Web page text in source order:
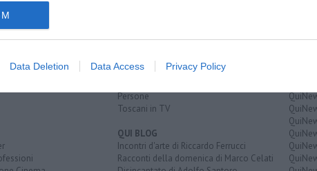
Data Deletion Data Access Privacy Policy
Più Letti della settimana
Più Letti del mese
Persone
Toscani in TV
QUI BLOG
Incontri d'arte di Riccardo Ferrucci
Racconti della domenica di Marco Celati
IL